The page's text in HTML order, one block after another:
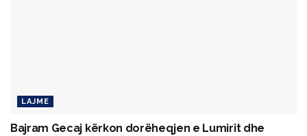
LAJME
Bajram Gecaj kërkon dorëheqjen e Lumirit dhe